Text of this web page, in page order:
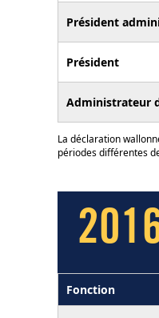
Président
Président
Administrateur
La déclaration
périodes différentes
Fonction